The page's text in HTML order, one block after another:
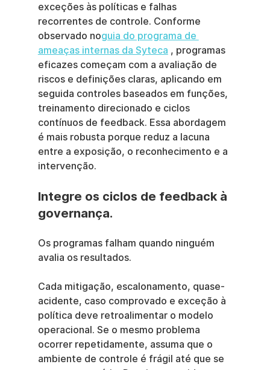
exceções às políticas e falhas
recorrentes de controle. Conforme
observado noguia do programa de
ameaças internas da Syteca , programas
eficazes começam com a avaliação de
riscos e definições claras, aplicando em
seguida controles baseados em funções,
treinamento direcionado e ciclos
contínuos de feedback. Essa abordagem
é mais robusta porque reduz a lacuna
entre a exposição, o reconhecimento e a
intervenção.
Integre os ciclos de feedback à
governança.
Os programas falham quando ninguém
avalia os resultados.
Cada mitigação, escalonamento, quase-
acidente, caso comprovado e exceção à
política deve retroalimentar o modelo
operacional. Se o mesmo problema
ocorrer repetidamente, assuma que o
ambiente de controle é frágil até que se